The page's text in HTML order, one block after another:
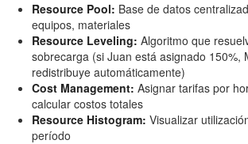
Resource Pool: Base de datos
equipos, materiales
Resource Leveling: Algoritmo que
sobrecarga (si Juan está asignado 150%,
redistribuye automáticamente)
Cost Management: Asignar tarifas por
calcular costos totales
Resource Histogram: Visualizar
período